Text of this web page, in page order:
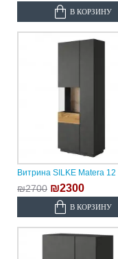
В КОРЗИНУ
Витрина SILKE Matera 12
₪2700 ₪2300
В КОРЗИНУ